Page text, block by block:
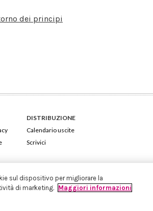
dei principi
DISTRIBUZIONE
Calendario uscite
Scrivici
sul dispositivo per migliorare la
di marketing. Maggiori informazioni